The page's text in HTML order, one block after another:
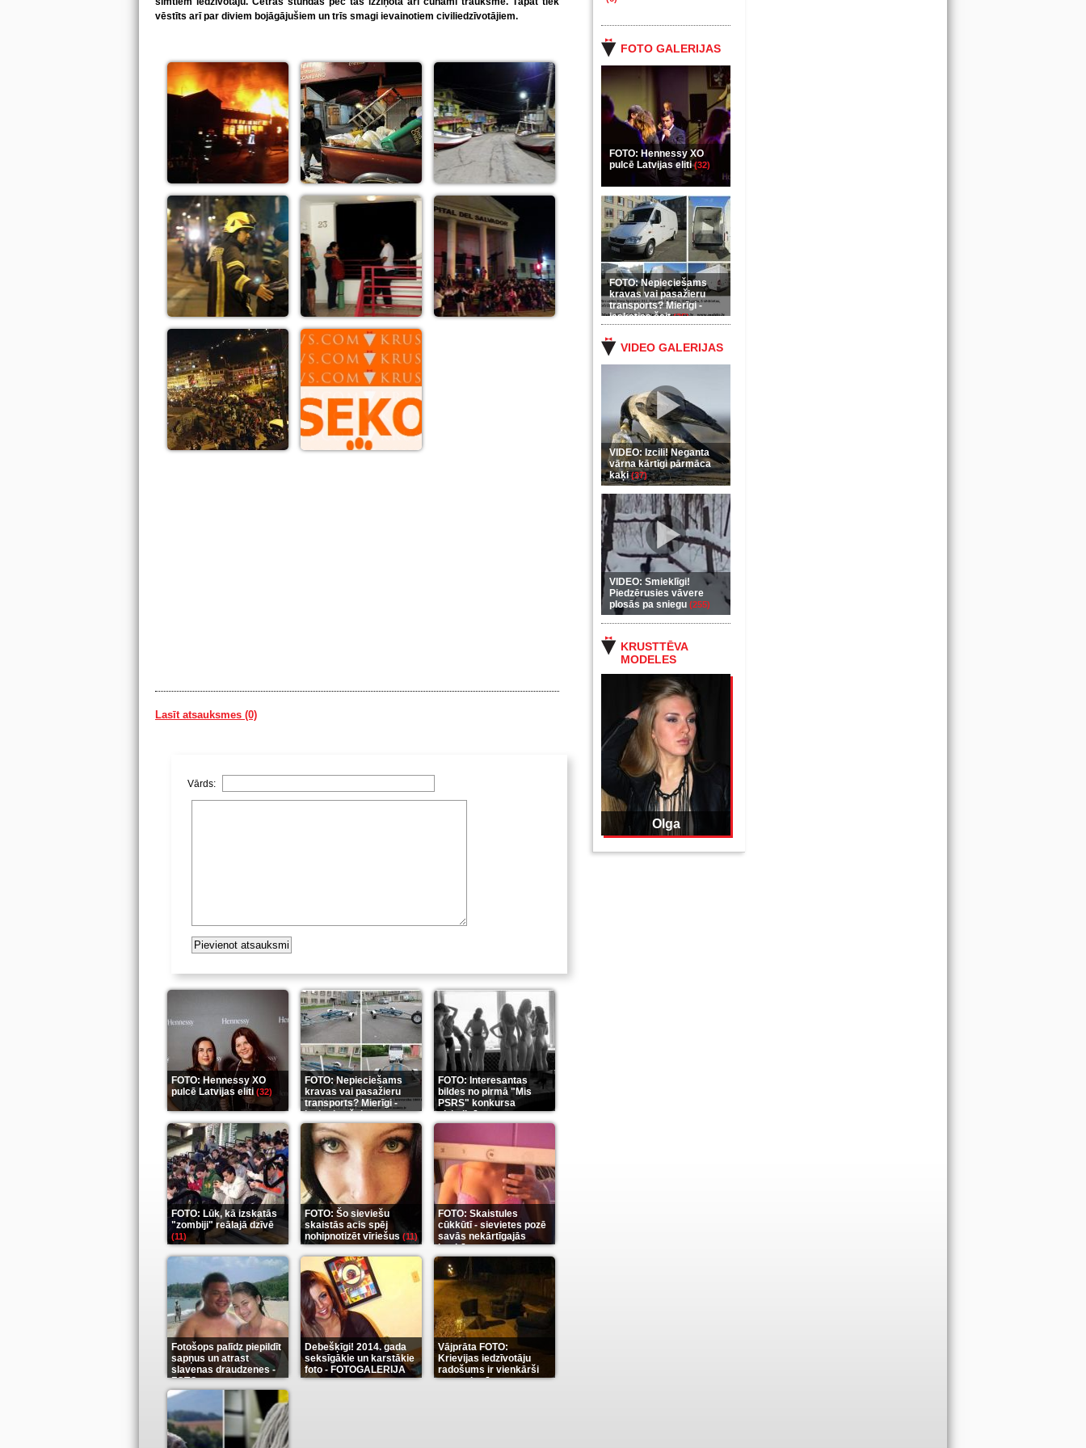
FOTO GALERIJAS
FOTO: Hennessy XO
pulcē Latvijas eliti(32)
FOTO: Nepieciešams
kravas vai pasažieru
transports? Mierīgi -
ieskaties šeit(35)
VIDEO GALERIJAS
VIDEO: Izcili! Neganta
vārna kārtīgi pārmāca
kaķi(37)
VIDEO: Smieklīgi!
Piedzērusies vāvere
plosās pa sniegu (255)
KRUSTTĒVA
MODELES
Olga
vēstīts arī par diviem bojāgājušiem un trīs smagi ievainotiem civiliedzīvotājiem.
Lasīt atsauksmes (0)
Vārds:
FOTO: Hennessy XO
pulcē Latvijas eliti(32)
FOTO: Nepieciešams
kravas vai pasažieru
transports? Mierīgi -
ieskaties šeit(35)
FOTO: Interesantas
bildes no pirmā "Mis
PSRS" konkursa
aizkulisēm(12)
FOTO: Lūk, kā izskatās
"zombiji" reālajā dzīvē
(11)
FOTO: Šo sieviešu
skaistās acis spēj
nohipnotizēt vīriešus (11)
FOTO: Skaistules
cūkkūtī - sievietes pozē
savās nekārtīgajās
istabās(12)
Fotošops palīdz piepildīt
sapņus un atrast
slavenas draudzenes -
FOTO(13)
Debešķīgi! 2014. gada
seksīgākie un karstākie
foto - FOTOGALERIJA
(9)
Vājprāta FOTO:
Krievijas iedzīvotāju
radošums ir vienkārši
neaprakstāms(7)